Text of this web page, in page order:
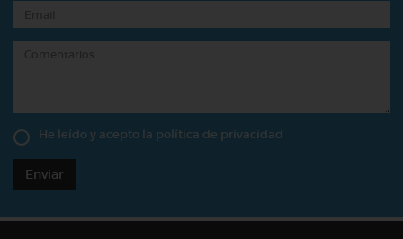
He leído y acepto la política de privacidad
Enviar